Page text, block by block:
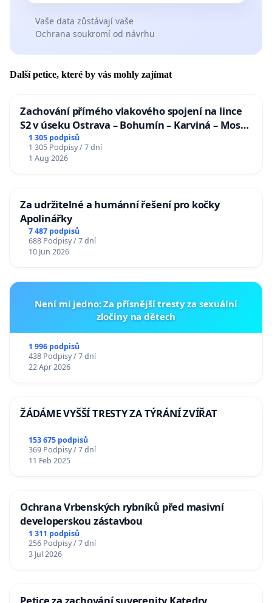
Vaše data zůstávají vaše
Ochrana soukromí od návrhu
Další petice, které by vás mohly zajímat
Zachování přímého vlakového spojení na lince
S2 v úseku Ostrava – Bohumín – Karviná – Mosty
u Jablunkova
1 305 podpisů
1 305 Podpisy / 7 dní
1 Aug 2026
Za udržitelné a humánní řešení pro kočky
Apolinářky
7 487 podpisů
688 Podpisy / 7 dní
10 Jun 2026
Není mi jedno: Za přísnější tresty za sexuální
zločiny na dětech
1 996 podpisů
438 Podpisy / 7 dní
22 Apr 2026
ŽÁDÁME VYŠŠÍ TRESTY ZA TÝRÁNÍ ZVÍŘAT
153 675 podpisů
369 Podpisy / 7 dní
11 Feb 2025
Ochrana Vrbenských rybníků před masivní
developerskou zástavbou
1 311 podpisů
256 Podpisy / 7 dní
3 Jul 2026
Petice za zachování suverenity Katedry